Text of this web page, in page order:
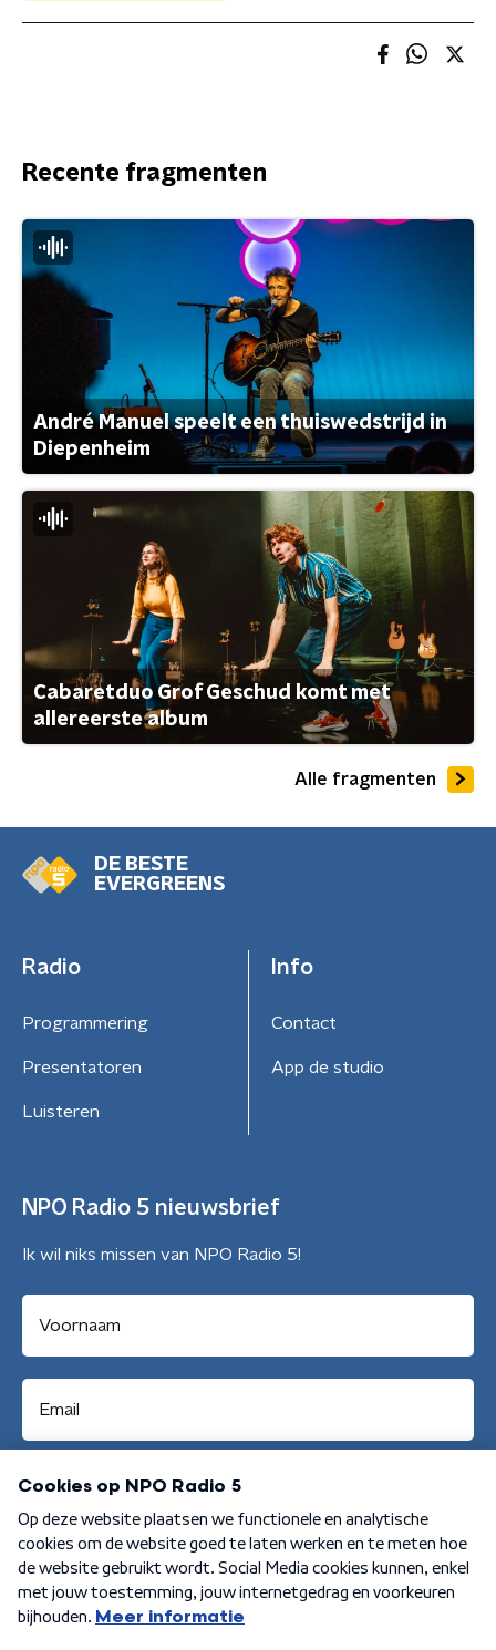
Recente fragmenten
André Manuel speelt een thuiswedstrijd in
Diepenheim
Cabaretduo Grof Geschud komt met
allereerste album
Alle fragmenten
DE BESTE
EVERGREENS
Radio
Programmering
Presentatoren
Luisteren
Info
Contact
App de studio
NPO Radio 5 nieuwsbrief
Ik wil niks missen van NPO Radio 5!
Aanmelden
Algemene voorwaarden